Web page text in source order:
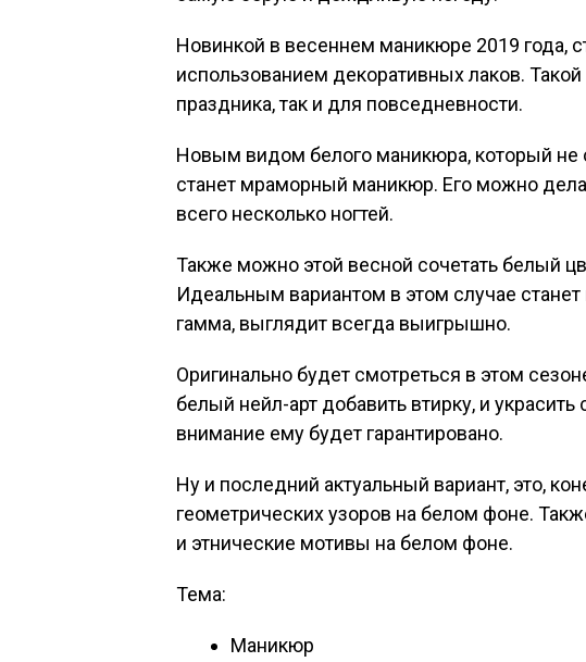
Новинкой в весеннем маникюре 2019 года,
использованием декоративных лаков.
праздника, так и для повседневности.
Новым видом белого маникюра, который не
станет мраморный маникюр. Его можно
всего несколько ногтей.
Также можно этой весной сочетать белый
Идеальным вариантом в этом случае станет
гамма, выглядит всегда выигрышно.
Оригинально будет смотреться в этом
белый нейл-арт добавить втирку, и
внимание ему будет гарантировано.
Ну и последний актуальный вариант, это,
геометрических узоров на белом фоне.
и этнические мотивы на белом фоне.
Тема:
Маникюр